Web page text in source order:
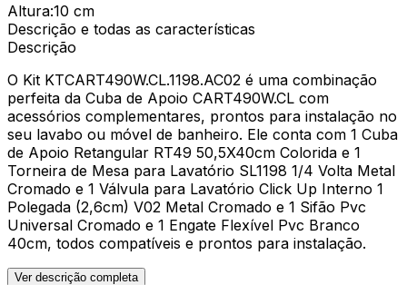
Altura:10 cm
Descrição e todas as características
Descrição
O Kit KTCART490W.CL.1198.AC02 é uma combinação
perfeita da Cuba de Apoio CART490W.CL com
acessórios complementares, prontos para instalação no
seu lavabo ou móvel de banheiro. Ele conta com 1 Cuba
de Apoio Retangular RT49 50,5X40cm Colorida e 1
Torneira de Mesa para Lavatório SL1198 1/4 Volta Metal
Cromado e 1 Válvula para Lavatório Click Up Interno 1
Polegada (2,6cm) V02 Metal Cromado e 1 Sifão Pvc
Universal Cromado e 1 Engate Flexível Pvc Branco
40cm, todos compatíveis e prontos para instalação.
Ver descrição completa